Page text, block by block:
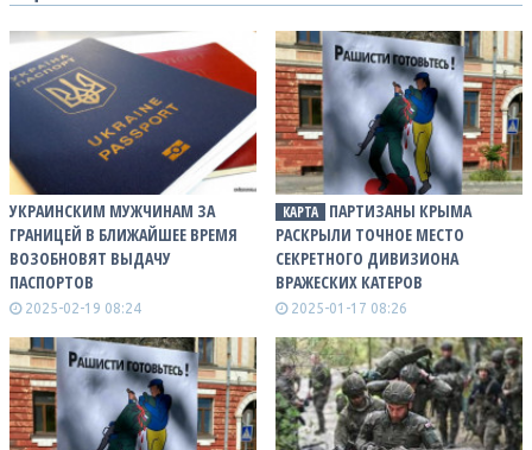
УКРАИНСКИМ МУЖЧИНАМ ЗА
ГРАНИЦЕЙ В БЛИЖАЙШЕЕ ВРЕМЯ
ВОЗОБНОВЯТ ВЫДАЧУ
ПАСПОРТОВ
2025-02-19 08:24
КАРТА
ПАРТИЗАНЫ КРЫМА
РАСКРЫЛИ ТОЧНОЕ МЕСТО
СЕКРЕТНОГО ДИВИЗИОНА
ВРАЖЕСКИХ КАТЕРОВ
2025-01-17 08:26